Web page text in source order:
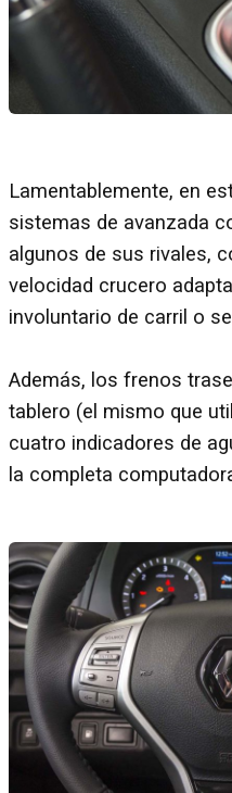
Lamentablemente, en
sistemas de avanzada
algunos de sus rivales,
velocidad crucero
involuntario de carril o
Además, los frenos
tablero (el mismo que
cuatro indicadores de
la completa